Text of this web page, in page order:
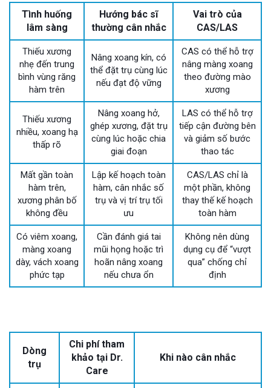
Tình huống
lâm sàng
Hướng bác sĩ
thường cân nhắc
Vai trò của
CAS/LAS
Thiếu xương
nhẹ đến trung
bình vùng răng
hàm trên
Nâng xoang kín, có
thể đặt trụ cùng lúc
nếu đạt độ vững
CAS có thể hỗ trợ
nâng màng xoang
theo đường mào
xương
Thiếu xương
nhiều, xoang hạ
thấp rõ
Nâng xoang hở,
ghép xương, đặt trụ
cùng lúc hoặc chia
giai đoạn
LAS có thể hỗ trợ
tiếp cận đường bên
và giảm số bước
thao tác
Mất gần toàn
hàm trên,
xương phân bố
không đều
Lập kế hoạch toàn
hàm, cân nhắc số
trụ và vị trí trụ tối
ưu
CAS/LAS chỉ là
một phần, không
thay thế kế hoạch
toàn hàm
Có viêm xoang,
màng xoang
dày, vách xoang
phức tạp
Cần đánh giá tai
mũi họng hoặc trì
hoãn nâng xoang
nếu chưa ổn
Không nên dùng
dụng cụ để “vượt
qua” chống chỉ
định
Dòng
trụ
Chi phí tham
khảo tại Dr.
Care
Khi nào cân nhắc